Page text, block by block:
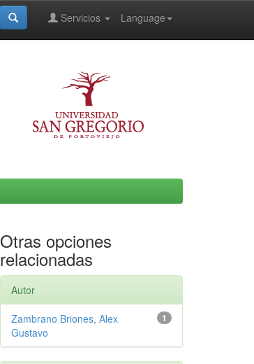
Language
Servicios
Otras opciones
relacionadas
Autor
1
Zambrano Briones, Alex
Gustavo